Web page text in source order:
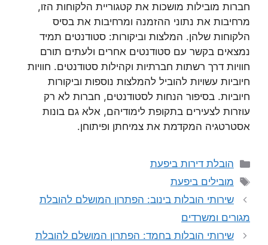
חברות מובילות מושכות את קטגוריית הלקוחות הזו,
מרחיבות את נתוני ההזמנה ומרחיבות את בסיס
הלקוחות שלהן. המלצות וביקורות: סטודנטים תמיד
נמצאים בקשר עם סטודנטים אחרים ולעתים תורם
חוויות דרך רשתות חברתיות וקהילות סטודנטים. חוויות
חיוביות עשויות להוביל להמלצות נוספות וביקורות
חיוביות. בסיפור הנחות לסטודנטים, חברות לא רק
עוזרות לצעירים בתקופת לימודיהם, אלא גם בונות
אסטרטגיה המקדמת את צמיחתן ופיתוחן.
קטגוריות
הובלת דירות ביפעת
תגיות
מובילים ביפעת
שירותי הובלות בינוב: הפתרון המושלם להובלת
מגורים ומשרדים
שירותי הובלות בחמד: הפתרון המושלם להובלת